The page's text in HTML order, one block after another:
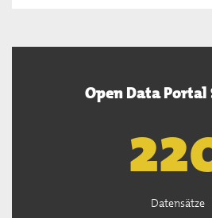
Open Data
Datensätze